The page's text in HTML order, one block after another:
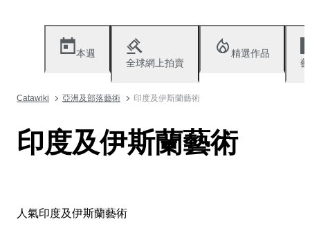
本週
全球網上拍賣
精選作品
Catawiki 亞洲及部落藝術 印度及伊斯蘭藝術
印度及伊斯蘭藝術
人氣印度及伊斯蘭藝術